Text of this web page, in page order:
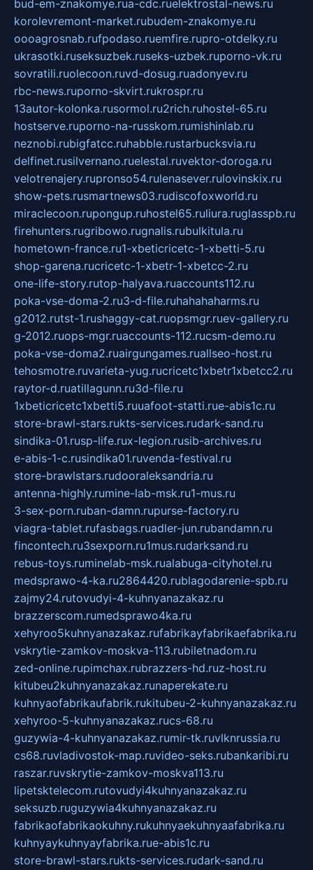
bud-em-znakomye.rua-cdc.ruelektrostal-news.ru
korolevremont-market.rubudem-znakomye.ru
oooagrosnab.rufpodaso.ruemfire.rupro-otdelky.ru
ukrasotki.ruseksuzbek.ruseks-uzbek.ruporno-vk.ru
sovratili.ruolecoon.ruvd-dosug.ruadonyev.ru
rbc-news.ruporno-skvirt.rukrospr.ru
13autor-kolonka.rusormol.ru2rich.ruhostel-65.ru
hostserve.ruporno-na-russkom.rumishinlab.ru
neznobi.rubigfatcc.ruhabble.rustarbucksvia.ru
delfinet.rusilvernano.ruelestal.ruvektor-doroga.ru
velotrenajery.rupronso54.rulenasever.rulovinskix.ru
show-pets.rusmartnews03.rudiscofoxworld.ru
miraclecoon.rupongup.ruhostel65.ruliura.ruglasspb.ru
firehunters.rugribowo.rugnalis.rubulkitula.ru
hometown-france.ru1-xbeticricetc-1-xbetti-5.ru
shop-garena.rucricetc-1-xbetr-1-xbetcc-2.ru
one-life-story.rutop-halyava.ruaccounts112.ru
poka-vse-doma-2.ru3-d-file.ruhahahaharms.ru
g2012.rutst-1.rushaggy-cat.ruopsmgr.ruev-gallery.ru
g-2012.ruops-mgr.ruaccounts-112.rucsm-demo.ru
poka-vse-doma2.ruairgungames.ruallseo-host.ru
tehosmotre.ruvarieta-yug.rucricetc1xbetr1xbetcc2.ru
raytor-d.ruatillagunn.ru3d-file.ru
1xbeticricetc1xbetti5.ruuafoot-statti.rue-abis1c.ru
store-brawl-stars.rukts-services.rudark-sand.ru
sindika-01.rusp-life.rux-legion.rusib-archives.ru
e-abis-1-c.rusindika01.ruvenda-festival.ru
store-brawlstars.rudooraleksandria.ru
antenna-highly.rumine-lab-msk.ru1-mus.ru
3-sex-porn.ruban-damn.rupurse-factory.ru
viagra-tablet.rufasbags.ruadler-jun.rubandamn.ru
fincontech.ru3sexporn.ru1mus.rudarksand.ru
rebus-toys.ruminelab-msk.rualabuga-cityhotel.ru
medsprawo-4-ka.ru2864420.rublagodarenie-spb.ru
zajmy24.rutovudyi-4-kuhnyanazakaz.ru
brazzerscom.rumedsprawo4ka.ru
xehyroo5kuhnyanazakaz.rufabrikayfabrikaefabrika.ru
vskrytie-zamkov-moskva-113.rubiletnadom.ru
zed-online.rupimchax.rubrazzers-hd.ruz-host.ru
kitubeu2kuhnyanazakaz.runaperekate.ru
kuhnyaofabrikaufabrik.rukitubeu-2-kuhnyanazakaz.ru
xehyroo-5-kuhnyanazakaz.rucs-68.ru
guzywia-4-kuhnyanazakaz.rumir-tk.ruvlknrussia.ru
cs68.ruvladivostok-map.ruvideo-seks.rubankaribi.ru
raszar.ruvskrytie-zamkov-moskva113.ru
lipetsktelecom.rutovudyi4kuhnyanazakaz.ru
seksuzb.ruguzywia4kuhnyanazakaz.ru
fabrikaofabrikaokuhny.rukuhnyaekuhnyaafabrika.ru
kuhnyaykuhnyayfabrika.rue-abis1c.ru
store-brawl-stars.rukts-services.rudark-sand.ru